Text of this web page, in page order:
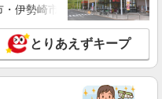
詳細を見る
伊勢崎市・太田市・館林市
とりあえずキープ